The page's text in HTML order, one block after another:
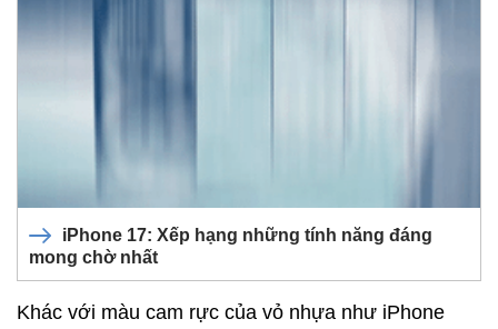
iPhone 17: Xếp hạng những tính năng đáng
mong chờ nhất
Khác với màu cam rực của vỏ nhựa như iPhone